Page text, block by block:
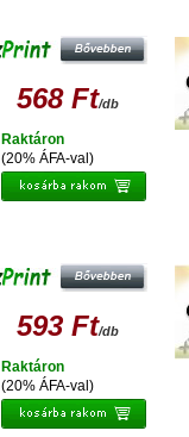
568 Ft/db
(20% ÁFA-val)
Raktáron
593 Ft/db
(20% ÁFA-val)
Raktáron